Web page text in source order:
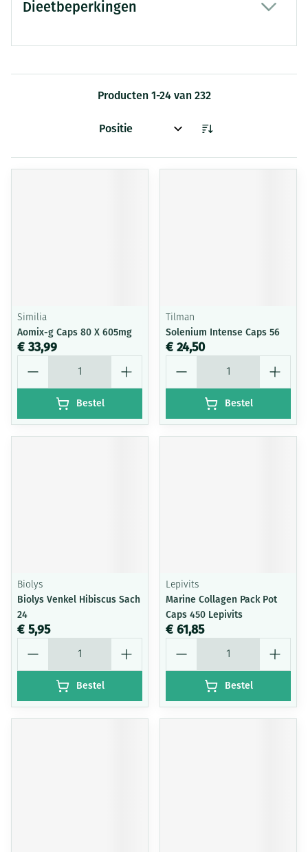
Dieetbeperkingen
Producten 1-24van 232
Sorteer op:
Similia
Aomix-g Caps 80 X 605mg
€ 33,99
Bestel
Tilman
Solenium Intense Caps 56
€ 24,50
Bestel
Biolys
Biolys Venkel Hibiscus Sach
24
€ 5,95
Bestel
Lepivits
Marine Collagen Pack Pot
Caps 450 Lepivits
€ 61,85
Bestel